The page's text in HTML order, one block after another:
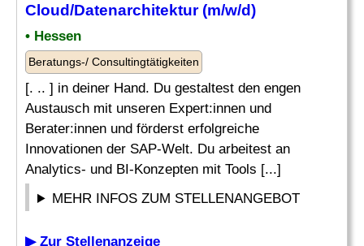
Cloud/Datenarchitektur (m/w/d)
• Hessen
Beratungs-/ Consultingtätigkeiten
[. .. ] in deiner Hand. Du gestaltest den engen
Austausch mit unseren Expert:innen und
Berater:innen und förderst erfolgreiche
Innovationen der SAP-Welt. Du arbeitest an
Analytics- und BI-Konzepten mit Tools [...]
MEHR INFOS ZUM STELLENANGEBOT
▶ Zur Stellenanzeige